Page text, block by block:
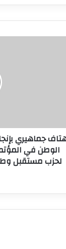
جماهيري
الوطن في
لحزب مستقبل